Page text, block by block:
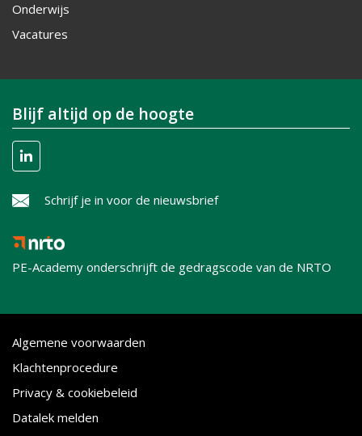
Onderwijs
Vacatures
Blijf altijd op de hoogte
Schrijf je in voor de nieuwsbrief
PE-Academy onderschrijft de gedragscode van de NRTO
Algemene voorwaarden
Klachtenprocedure
Privacy & cookiebeleid
Datalek melden